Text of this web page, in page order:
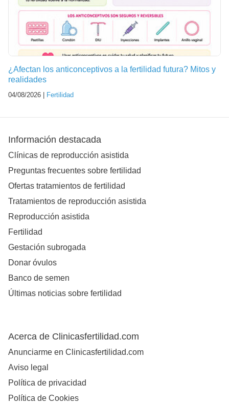
¿Afectan los anticonceptivos a la fertilidad futura? Mitos y
realidades
04/08/2026 | Fertilidad
Información destacada
Clínicas de reproducción asistida
Preguntas frecuentes sobre fertilidad
Ofertas tratamientos de fertilidad
Tratamientos de reproducción asistida
Reproducción asistida
Fertilidad
Gestación subrogada
Donar óvulos
Banco de semen
Últimas noticias sobre fertilidad
Acerca de Clinicasfertilidad.com
Anunciarme en Clinicasfertilidad.com
Aviso legal
Política de privacidad
Política de Cookies